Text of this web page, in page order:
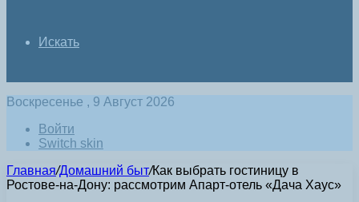
Искать
Воскресенье , 9 Август 2026
Войти
Switch skin
Главная/Домашний быт/Как выбрать гостиницу в
Ростове-на-Дону: рассмотрим Апарт-отель «Дача Хаус»